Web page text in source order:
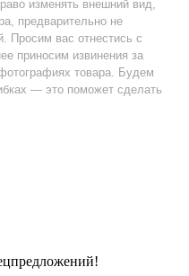
изменять внешний вид,
предварительно не
Просим вас отнестись с
приносим извинения за
товара. Будем
— это поможет сделать